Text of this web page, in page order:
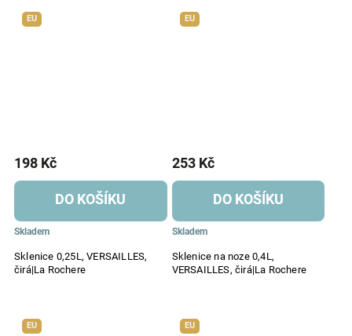
EU
Sklenice 0,25L, VERSAILLES,
čirá|La Rochere
Skladem
198 Kč
DO KOŠÍKU
EU
Sklenice na noze 0,4L,
VERSAILLES, čirá|La Rochere
Skladem
253 Kč
DO KOŠÍKU
EU
EU